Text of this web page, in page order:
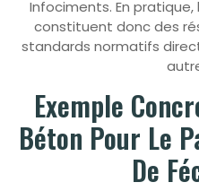
Infociments. En
constituent donc des
standards normatifs
Exemple
Béton Pour Le
De